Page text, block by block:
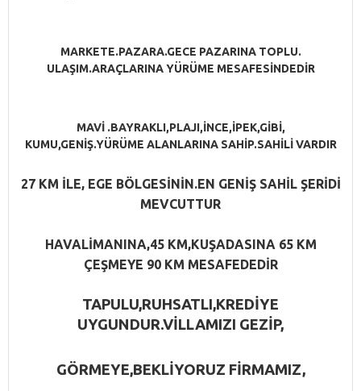
MARKETE.PAZARA.GECE PAZARINA TOPLU.
ULAŞIM.ARAÇLARINA YÜRÜME MESAFESİNDEDİR
MAVİ .BAYRAKLI,PLAJI,İNCE,İPEK,GİBİ,
KUMU,GENİŞ.YÜRÜME ALANLARINA SAHİP.SAHİLİ VARDIR
27 KM İLE, EGE BÖLGESİNİN.EN GENİŞ SAHİL ŞERİDİ
MEVCUTTUR
HAVALİMANINA,45 KM,KUŞADASINA 65 KM
ÇEŞMEYE 90 KM MESAFEDEDİR
TAPULU,RUHSATLI,KREDİYE
UYGUNDUR.VİLLAMIZI GEZİP,
GÖRMEYE,BEKLİYORUZ FİRMAMIZ,